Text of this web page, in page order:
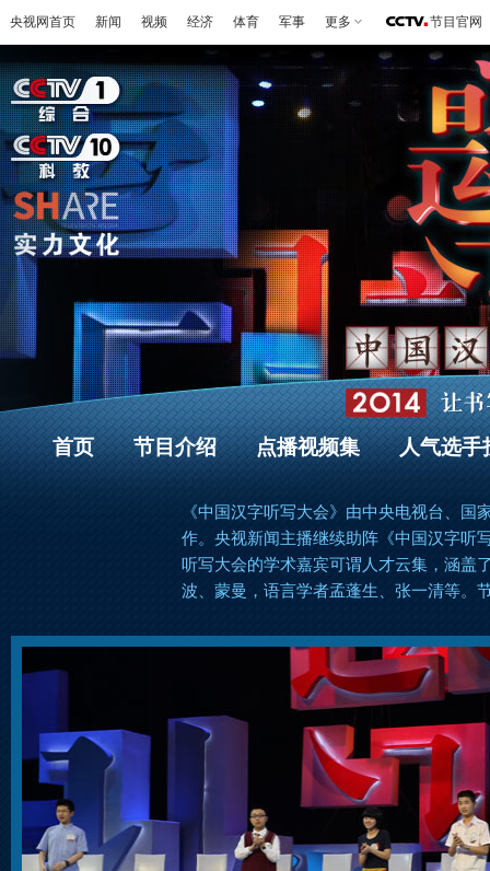
央视网首页 新闻 视频 经济 体育 军事 更多 节目官网
首页 节目介绍 点播视频集 人气选手
《中国汉字听写大会》由中央电视台、
作。央视新闻主播继续助阵《中国汉字听
听写大会的学术嘉宾可谓人才云集，涵盖
波、蒙曼，语言学者孟蓬生、张一清等。